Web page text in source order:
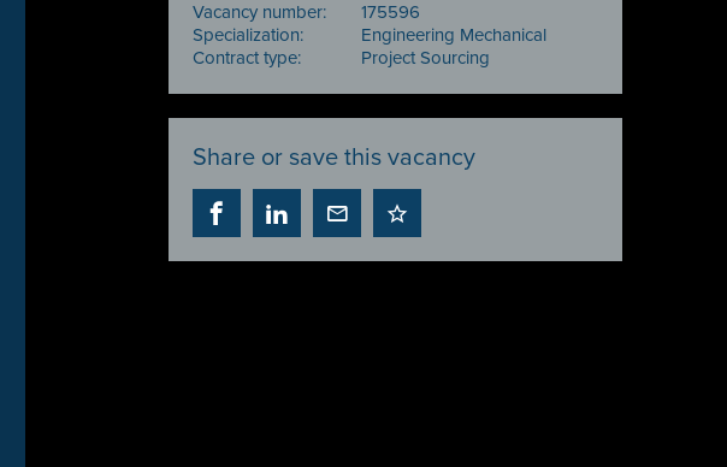
Vacancy number:
175596
Specialization:
Engineering Mechanical
Contract type:
Project Sourcing
Share or save this vacancy